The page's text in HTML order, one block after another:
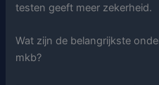
testen geeft meer zekerheid.
Wat zijn de belangrijkste
mkb?